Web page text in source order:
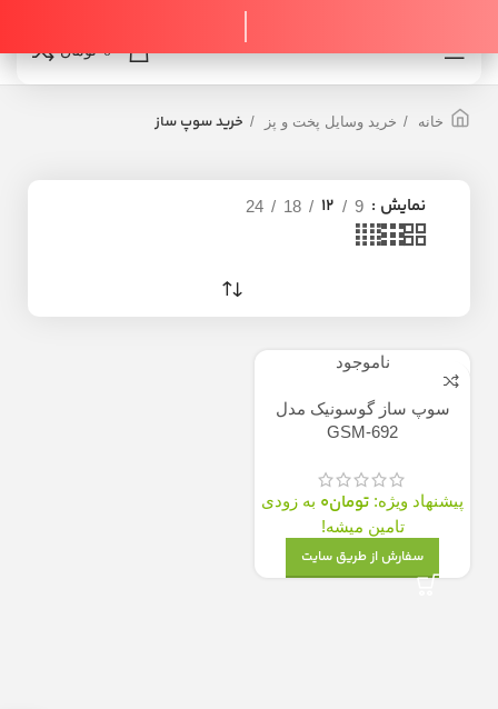
تومان 0
خانه خرید وسایل پخت و پز خرید سوپ ساز
نمایش 9
12
18
24
ناموجود
سوپ ساز گوسونیک مدل
GSM-692
پیشنهاد ویژه: تومان0 به زودی
تامین میشه!
سفارش از طریق سایت